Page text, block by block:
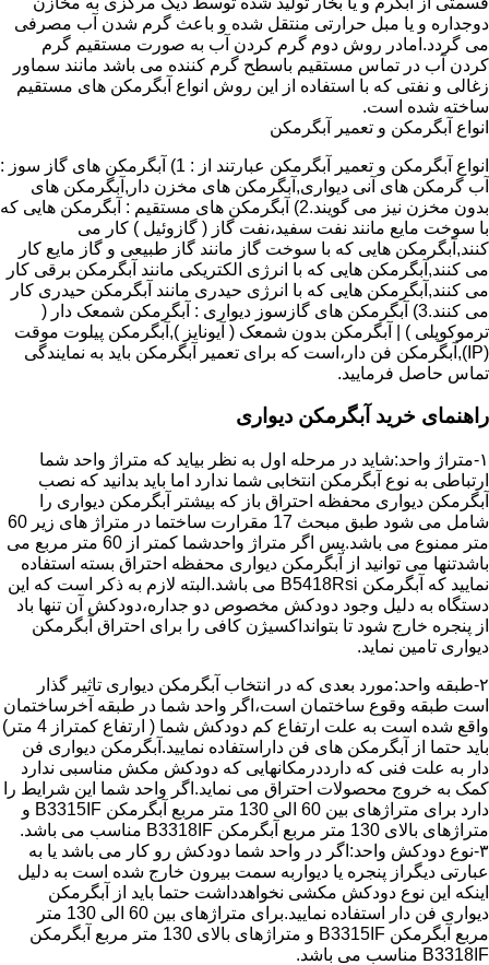
دوجداره و یا مبل حرارتی منتقل شده و باعث گرم شدن آب مصرفی
می گردد.امادر روش دوم گرم کردن آب به صورت مستقیم گرم
کردن آب در تماس مستقیم باسطح گرم کننده می باشد مانند سماور
زغالی و نفتی که با استفاده از این روش انواع آبگرمکن های مستقیم
ساخته شده است.
انواع آبگرمکن و تعمیر آبگرمکن
انواع آبگرمکن و تعمیر آبگرمکن عبارتند از : 1) آبگرمکن های گاز سوز :
آب گرمکن های آنی دیواری,آبگرمکن های مخزن دار,آبگرمکن های
بدون مخزن نیز می گویند.2) آبگرمکن های مستقیم : آبگرمکن هایی که
با سوخت مایع مانند نفت سفید،نفت گاز ( گازوئیل ) کار می
کنند,آبگرمکن هایی که با سوخت گاز مانند گاز طبیعی و گاز مایع کار
می کنند,آبگرمکن هایی که با انرژی الکتریکی مانند آبگرمکن برقی کار
می کنند,آبگرمکن هایی که با انرژی حیدری مانند آبگرمکن حیدری کار
می کنند.3) آبگرمکن های گازسوز دیواری : آبگرمکن شمعک دار (
ترموکوپلی ) | آبگرمکن بدون شمعک ( آیونایز ),آبگرمکن پیلوت موقت
(IP),آبگرمکن فن دار،است که برای تعمیر آبگرمکن باید به نمایندگی
تماس حاصل فرمایید.
راهنمای خرید آبگرمکن دیواری
۱-متراژ واحد:شاید در مرحله اول به نظر بیاید که متراژ واحد شما
ارتباطی به نوع آبگرمکن انتخابی شما ندارد اما باید بدانید که نصب
آبگرمکن دیواری محفظه احتراق باز که بیشتر آبگرمکن دیواری را
شامل می شود طبق مبحث 17 مقرارت ساختما در متراژ های زیر 60
متر ممنوع می باشد.پس اگر متراژ واحدشما کمتر از 60 متر مربع می
باشدتنها می توانید از آبگرمکن دیواری محفظه احتراق بسته استفاده
نمایید که آبگرمکن B5418Rsi می باشد.البته لازم به ذکر است که این
دستگاه به دلیل وجود دودکش مخصوص دو جداره،دودکش آن تنها باد
از پنجره خارج شود تا بتوانداکسیژن کافی را برای احتراق آبگرمکن
دیواری تامین نماید.
۲-طبقه واحد:مورد بعدی که در انتخاب آبگرمکن دیواری تاثیر گذار
است طبقه وقوع ساختمان است،اگر واحد شما در طبقه آخرساختمان
واقع شده است به علت ارتفاع کم دودکش شما ( ارتفاع کمتراز 4 متر)
باید حتما از آبگرمکن های فن داراستفاده نمایید.آبگرمکن دیواری فن
دار به علت فنی که دارددرمکانهایی که دودکش مکش مناسبی ندارد
کمک به خروج محصولات احتراق می نماید.اگر واحد شما این شرایط را
دارد برای متراژهای بین 60 الی 130 متر مربع آبگرمکن B3315IF و
متراژهای بالای 130 متر مربع آبگرمکن B3318IF مناسب می باشد.
۳-نوع دودکش واحد:اگر در واحد شما دودکش رو کار می باشد یا به
عبارتی دیگراز پنجره یا دیواربه سمت بیرون خارج شده است به دلیل
اینکه این نوع دودکش مکشی نخواهدداشت حتما باید از آبگرمکن
دیواری فن دار استفاده نمایید.برای متراژهای بین 60 الی 130 متر
مربع آبگرمکن B3315IF و متراژهای بالای 130 متر مربع آبگرمکن
B3318IF مناسب می باشد.